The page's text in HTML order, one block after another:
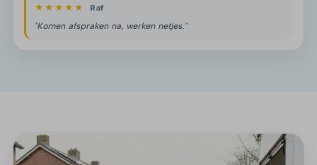
★★★★★ Raf
"Komen afspraken na, werken netjes."